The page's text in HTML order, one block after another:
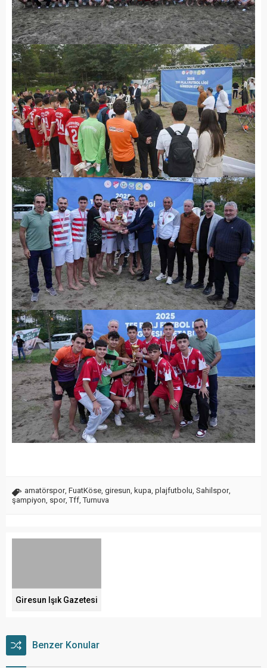
amatörspor, FuatKöse giresun kupa plajfutbolu Sahilspor,
şampiyon spor,Tff ,Turnuva
Giresun Işık Gazetesi
Benzer Konular